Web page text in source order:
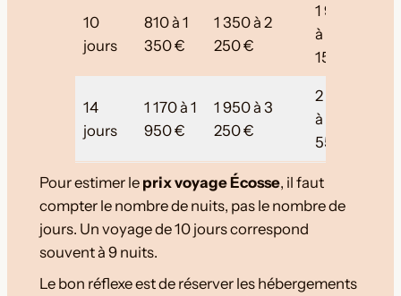
10
jours
810 à 1
350 €
1 350 à 2
250 €
1 950
à 3
150 €
14
jours
1 170 à 1
950 €
1 950 à 3
250 €
2 800
à 4
550 €
Pour estimer le prix voyage Écosse, il faut
compter le nombre de nuits, pas le nombre de
jours. Un voyage de 10 jours correspond
souvent à 9 nuits.
Le bon réflexe est de réserver les hébergements